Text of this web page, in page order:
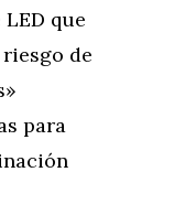
que
de
para